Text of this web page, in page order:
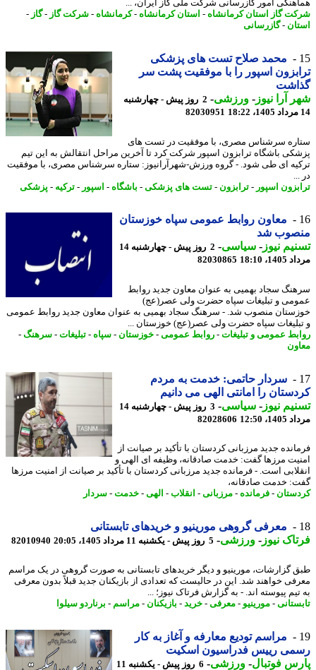
امور گازرسانی شرکت ملی گاز ایران، ...
گاز استان کرمانشاه-استان کرمانشاه-کرمانشاه-شرکت گاز-گاز -
-گازرسانی
محمد صلاح تست های پزشکی
اسپور را با موفقیت پشت سر
آرا نیوز-ورزشی-
2 روز پیش - چهارشنبه
82030951
سرشناس مصری، با موفقیت در تست های
باشگاه ترابزون اسپور شرکت کرد تا آخرین مراحل انتقالش به این تیم
ای طی شود. - گروه ورزش-شهرآرانیوز: ستاره سرشناس مصری، با موفقیت
اسپور-ترابزون-تست های پزشکی-باشگاه-اسپور-ترکیه-پزشکی
معاون روابط عمومی سپاه خوزستان
شد
نیوز-سیاسی-
2 روز پیش - چهارشنبه 14
18:10
82030865
سجاد بهمیی به عنوان معاون جدید روابط
و تبلیغات سپاه حضرت ولی عصر(عج)
منصوب شد. - سرهنگ سجاد بهمیی به عنوان معاون جدید روابط عمومی
سپاه حضرت ولی عصر(عج) خوزستان ...
عمومی و تبلیغات-روابط عمومی-خوزستان-سپاه-تبلیغات-سرهنگ -
سردار حاتمی: خدمت به مردم
را امانتی الهی می دانیم
نیوز-سیاسی-
3 روز پیش - چهارشنبه 14
12:50
82028606
جدید مرزبانی کردستان با تأکید بر صیانت از
مرزها گفت: خدمت صادقانه، وظیفه ای الهی و
است. - فرمانده جدید مرزبانی کردستان با تأکید بر صیانت از امنیت مرزها
خدمت صادقانه،
-فرمانده-مرزبانی -انقلاب-الهی -خدمت-سردار
معرفی گروهی مورینیو و خریدهای تابستانی
نیوز-ورزشی-5 روز پیش - یکشنبه 11 مرداد 1405، 20:05 82010940
گزارشات، مورینیو و دیگر خریدهای تابستانی به صورت گروهی در یک مراسم
خواهند شد. این در حالیست که تعدادی از بازیکنان جدید قبلاً بدون معرفی
پیوسته اند. - به گزارش فرتاک نیوز؛ ...
-مورینیو-معرفی-خرید- بازیکنان-مراسم -برناردو سیلوا
مراسم تودیع معارفه و آغاز به کار
رییس فدراسیون اسکیت
فوتبال-ورزشی-
6 روز پیش - یکشنبه 11